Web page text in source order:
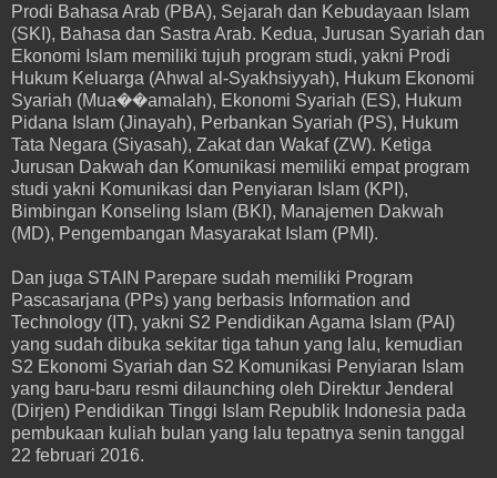
Prodi Bahasa Arab (PBA), Sejarah dan Kebudayaan Islam
(SKI), Bahasa dan Sastra Arab. Kedua, Jurusan Syariah dan
Ekonomi Islam memiliki tujuh program studi, yakni Prodi
Hukum Keluarga (Ahwal al-Syakhsiyyah), Hukum Ekonomi
Syariah (Mua��amalah), Ekonomi Syariah (ES), Hukum
Pidana Islam (Jinayah), Perbankan Syariah (PS), Hukum
Tata Negara (Siyasah), Zakat dan Wakaf (ZW). Ketiga
Jurusan Dakwah dan Komunikasi memiliki empat program
studi yakni Komunikasi dan Penyiaran Islam (KPI),
Bimbingan Konseling Islam (BKI), Manajemen Dakwah
(MD), Pengembangan Masyarakat Islam (PMI).
Dan juga STAIN Parepare sudah memiliki Program
Pascasarjana (PPs) yang berbasis Information and
Technology (IT), yakni S2 Pendidikan Agama Islam (PAI)
yang sudah dibuka sekitar tiga tahun yang lalu, kemudian
S2 Ekonomi Syariah dan S2 Komunikasi Penyiaran Islam
yang baru-baru resmi dilaunching oleh Direktur Jenderal
(Dirjen) Pendidikan Tinggi Islam Republik Indonesia pada
pembukaan kuliah bulan yang lalu tepatnya senin tanggal
22 februari 2016.